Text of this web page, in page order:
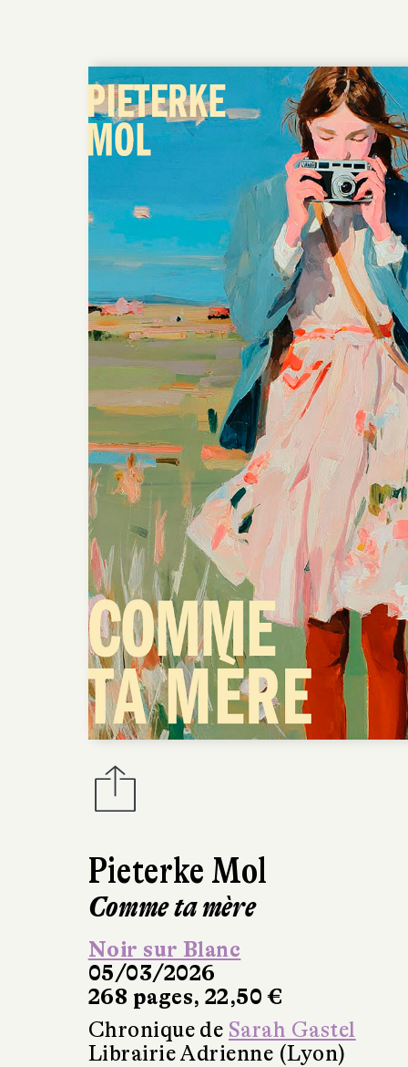
Pieterke Mol
Comme ta mère
Noir sur Blanc
05/03/2026
268 pages, 22,50 €
Chronique de Sarah Gastel
Librairie Adrienne (Lyon)